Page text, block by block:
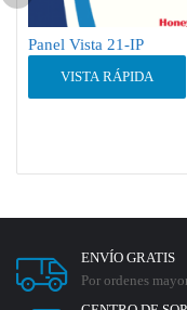
Panel Vista 21-IP
VISTA RÁPIDA
ENVÍO GRATIS
Por ordenes